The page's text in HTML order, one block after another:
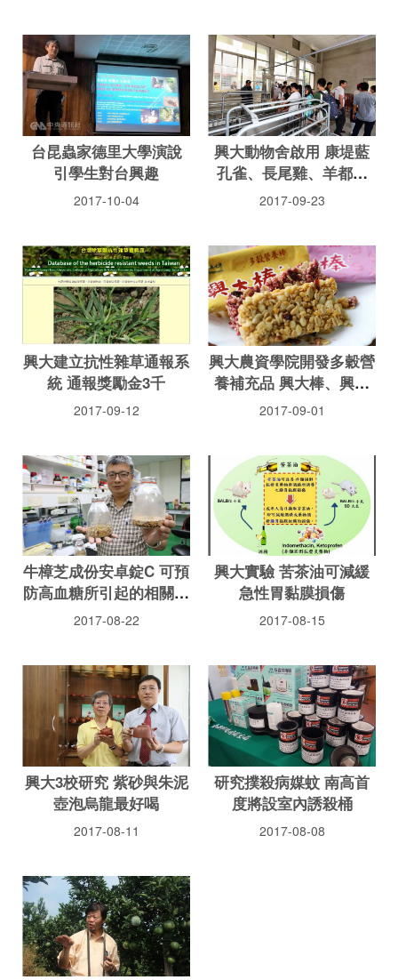
台昆蟲家德里大學演說
引學生對台興趣
2017-10-04
興大動物舍啟用 康堤藍
孔雀、長尾雞、羊都來
了！
2017-09-23
興大建立抗性雜草通報系
統 通報獎勵金3千
2017-09-12
興大農資學院開發多穀營
養補充品 興大棒、興大
穀王
2017-09-01
牛樟芝成份安卓錠C 可預
防高血糖所引起的相關疾
病
2017-08-22
興大實驗 苦茶油可減緩
急性胃黏膜損傷
2017-08-15
興大3校研究 紫砂與朱泥
壺泡烏龍最好喝
2017-08-11
研究撲殺病媒蚊 南高首
度將設室內誘殺桶
2017-08-08